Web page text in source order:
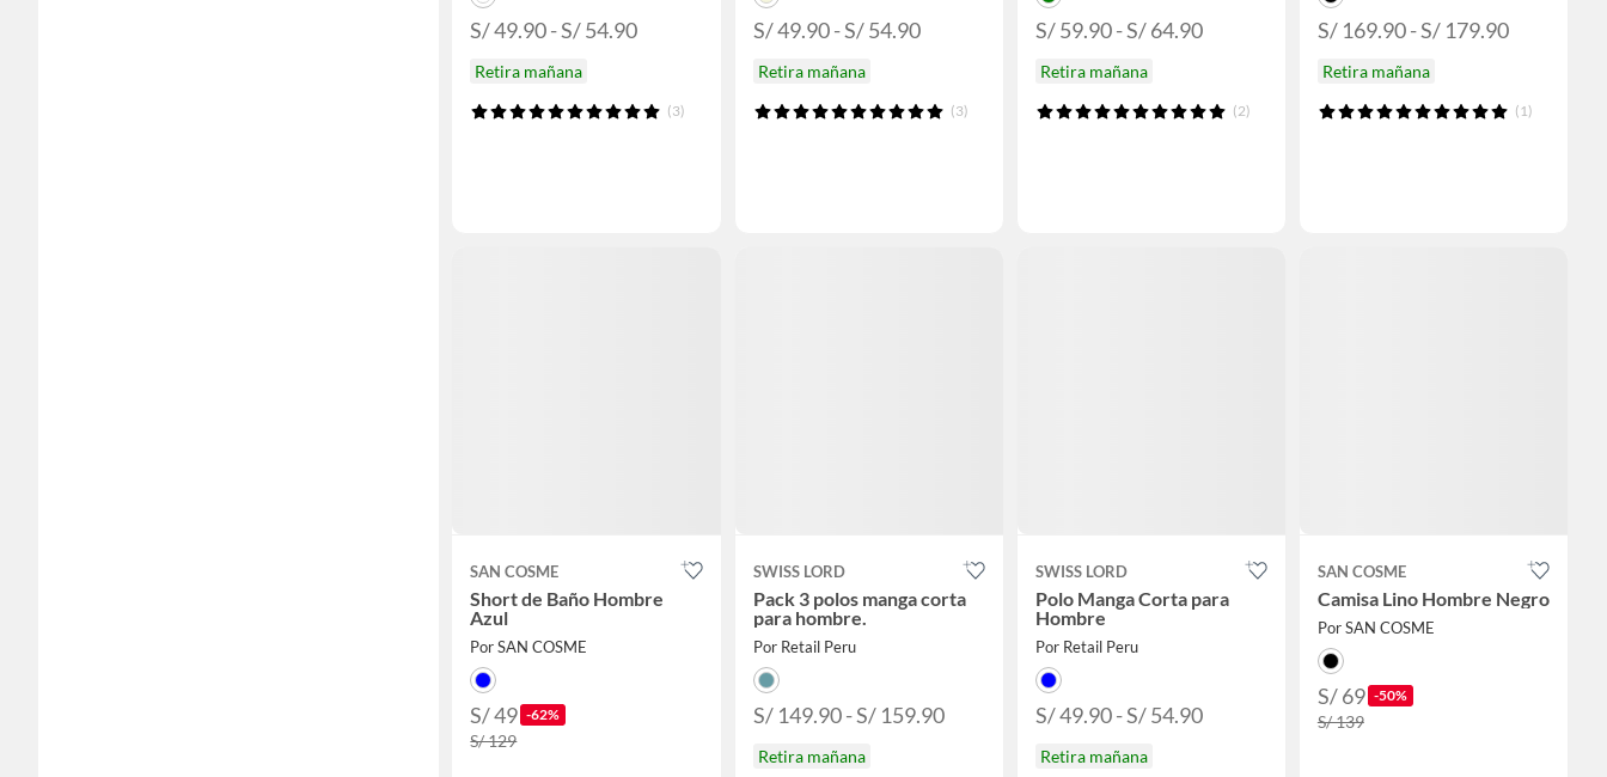
S/ 49.90 - S/ 54.90
Retira mañana
(3)
S/ 49.90 - S/ 54.90
Retira mañana
(3)
S/ 59.90 - S/ 64.90
Retira mañana
(2)
S/ 169.90 - S/ 179.90
Retira mañana
(1)
SAN COSME
Short de Baño Hombre
Azul
Por SAN COSME
S/ 49 -62%
S/ 129
SWISS LORD
Pack 3 polos manga corta
para hombre.
Por Retail Peru
S/ 149.90 - S/ 159.90
Retira mañana
SWISS LORD
Polo Manga Corta para
Hombre
Por Retail Peru
S/ 49.90 - S/ 54.90
Retira mañana
SAN COSME
Camisa Lino Hombre Negro
Por SAN COSME
S/ 69 -50%
S/ 139